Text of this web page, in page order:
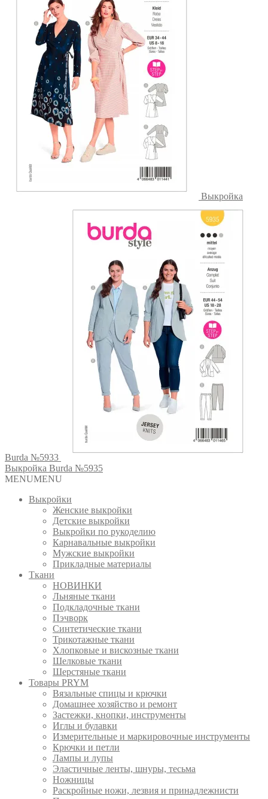
Выкройка
Burda №5933
Выкройка Burda №5935
MENUMENU
Выкройки
Женские выкройки
Детские выкройки
Выкройки по рукоделию
Карнавальные выкройки
Мужские выкройки
Прикладные материалы
Ткани
НОВИНКИ
Льняные ткани
Подкладочные ткани
Пэчворк
Синтетические ткани
Трикотажные ткани
Хлопковые и вискозные ткани
Шелковые ткани
Шерстяные ткани
Товары PRYM
Вязальные спицы и крючки
Домашнее хозяйство и ремонт
Застежки, кнопки, инструменты
Иглы и булавки
Измерительные и маркировочные инструменты
Крючки и петли
Лампы и лупы
Эластичные ленты, шнуры, тесьма
Ножницы
Раскройные ножи, лезвия и принадлежнисти